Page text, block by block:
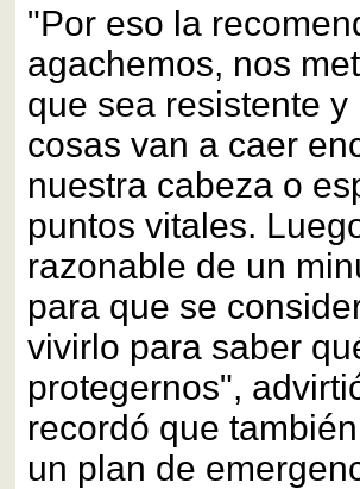
"Por eso la
agachemos, nos
que sea resistente
cosas van a caer
nuestra cabeza o
puntos vitales.
razonable de un
para que se
vivirlo para saber
protegernos",
recordó que
un plan de